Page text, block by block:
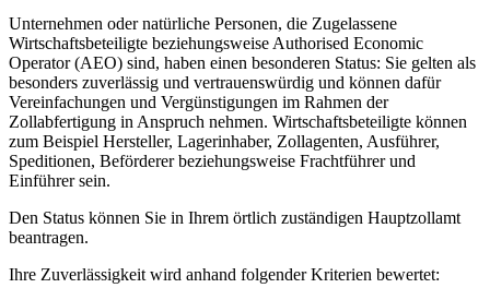
Unternehmen oder natürliche Personen, die Zugelassene
Wirtschaftsbeteiligte beziehungsweise Authorised Economic
Operator (AEO) sind, haben einen besonderen Status: Sie gelten als
besonders zuverlässig und vertrauenswürdig und können dafür
Vereinfachungen und Vergünstigungen im Rahmen der
Zollabfertigung in Anspruch nehmen. Wirtschaftsbeteiligte können
zum Beispiel Hersteller, Lagerinhaber, Zollagenten, Ausführer,
Speditionen, Beförderer beziehungsweise Frachtführer und
Einführer sein.
Den Status können Sie in Ihrem örtlich zuständigen Hauptzollamt
beantragen.
Ihre Zuverlässigkeit wird anhand folgender Kriterien bewertet: